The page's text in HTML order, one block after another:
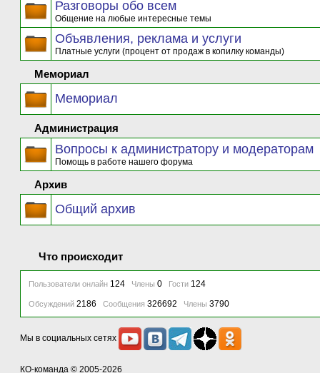
Разговоры обо всем
Общение на любые интересные темы
Объявления, реклама и услуги
Платные услуги (процент от продаж в копилку команды)
Мемориал
Мемориал
Администрация
Вопросы к администратору и модераторам
Помощь в работе нашего форума
Архив
Общий архив
Что происходит
Пользователи онлайн 124 Члены 0 Гости 124
Обсуждений 2186 Сообщения 326692 Члены 3790
Мы в социальных сетях
КО-команда © 2005-2026